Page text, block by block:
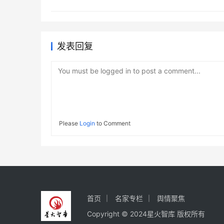
发表回复
You must be logged in to post a comment...
Please Login to Comment
首页 名家专栏
舆情聚焦
Copyright © 2024星火智库 版权所有